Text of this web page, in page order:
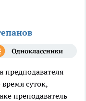
предподавателя
время суток,
преподаватель